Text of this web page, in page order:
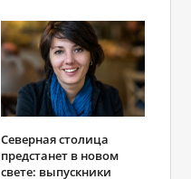
Северная столица
предстанет в новом
свете: выпускники